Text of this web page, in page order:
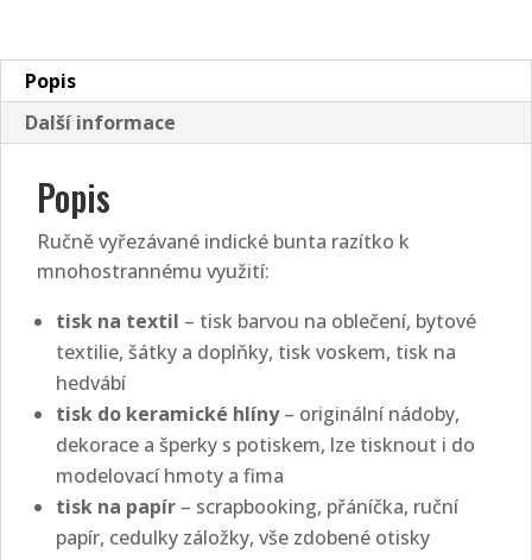
cm)
(Kopírovat)
množství
Popis
Další informace
Popis
Ručně vyřezávané indické bunta razítko k
mnohostrannému využití:
tisk na textil – tisk barvou na oblečení, bytové
textilie, šátky a doplňky, tisk voskem, tisk na
hedvábí
tisk do keramické hlíny– originální nádoby,
dekorace a šperky s potiskem, lze tisknout i do
modelovací hmoty a fima
tisk na papír – scrapbooking, přáníčka, ruční
papír, cedulky záložky, vše zdobené otisky